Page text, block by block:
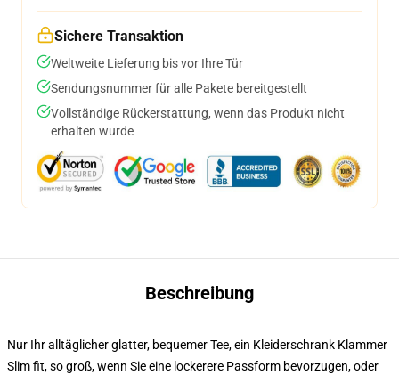
Sichere Transaktion
Weltweite Lieferung bis vor Ihre Tür
Sendungsnummer für alle Pakete bereitgestellt
Vollständige Rückerstattung, wenn das Produkt nicht
erhalten wurde
Beschreibung
Nur Ihr alltäglicher glatter, bequemer Tee, ein Kleiderschrank Klammer
Slim fit, so groß, wenn Sie eine lockerere Passform bevorzugen, oder